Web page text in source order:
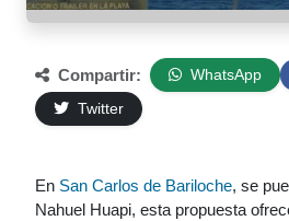
Compartir: WhatsApp
Twitter
En San Carlos de Bariloche, se
Nahuel Huapi, esta propuesta